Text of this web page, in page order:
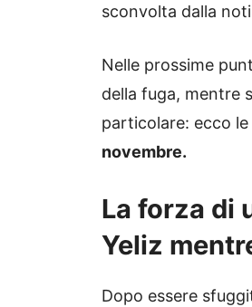
sconvolta dalla
Nelle prossime
della fuga, mentre
particolare: ecco le
novembre.
La forza di
Yeliz
Dopo essere